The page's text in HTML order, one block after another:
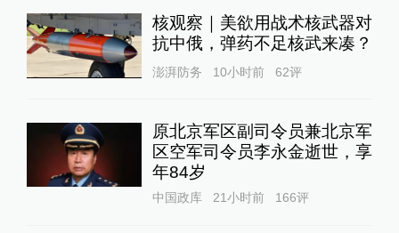
核观察｜美欲用战术核武器对
抗中俄，弹药不足核武来凑？
澎湃防务 10小时前 62评
原北京军区副司令员兼北京军
区空军司令员李永金逝世，享
年84岁
中国政库 21小时前 166评